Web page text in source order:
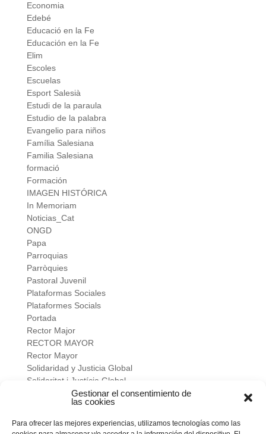
Gestionar el consentimiento de
las cookies
Para ofrecer las mejores experiencias, utilizamos tecnologías como las
Economia
Edebé
Educació en la Fe
Educación en la Fe
Elim
Escoles
Escuelas
Esport Salesià
Estudi de la paraula
Estudio de la palabra
Evangelio para niños
Família Salesiana
Familia Salesiana
formació
Formación
IMAGEN HISTÓRICA
In Memoriam
Noticias_Cat
ONGD
Papa
Parroquias
Parròquies
Pastoral Juvenil
Plataformas Sociales
Plataformes Socials
Portada
Rector Major
RECTOR MAYOR
Rector Mayor
Solidaridad y Justicia Global
Solidaritat i Justícia Global
verano salesiano
Vivir a fondo